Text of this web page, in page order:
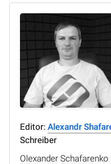
Editor: Alexandr
Schreiber
Olexander